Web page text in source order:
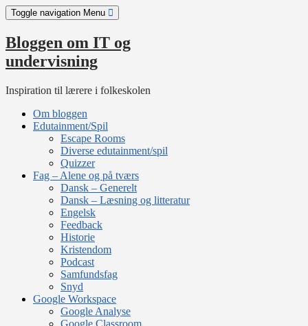
Skip
to
content
Toggle navigation Menu
Bloggen om IT og
undervisning
Inspiration til lærere i folkeskolen
Om bloggen
Edutainment/Spil
Escape Rooms
Diverse edutainment/spil
Quizzer
Fag – Alene og på tværs
Dansk – Generelt
Dansk – Læsning og litteratur
Engelsk
Feedback
Historie
Kristendom
Podcast
Samfundsfag
Snyd
Google Workspace
Google Analyse
Google Classroom